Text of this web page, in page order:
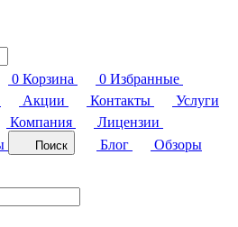
0 Корзина 0 Избранные
Акции Контакты
Услуги
Компания
Лицензии
Поиск Блог
Обзоры